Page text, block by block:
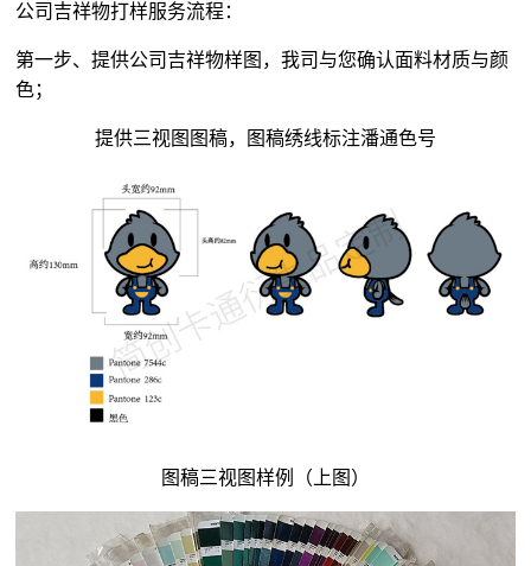
公司吉祥物打样服务流程：
第一步、提供公司吉祥物样图，我司与您确认面料材质与颜
色；
提供三视图图稿，图稿绣线标注潘通色号
图稿三视图样例（上图）